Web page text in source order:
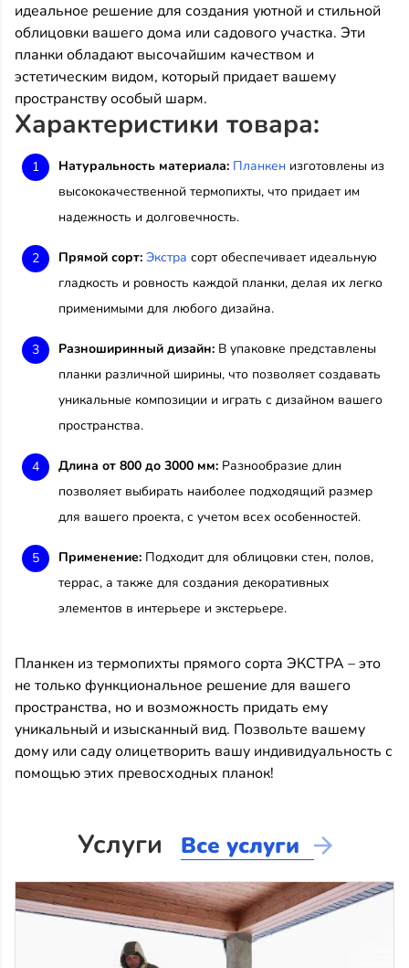
идеальное решение для создания уютной и стильной
облицовки вашего дома или садового участка. Эти
планки обладают высочайшим качеством и
эстетическим видом, который придает вашему
пространству особый шарм.
Характеристики товара:
Натуральность материала: Планкен изготовлены из
высококачественной термопихты, что придает им
надежность и долговечность.
Прямой сорт: Экстра сорт обеспечивает идеальную
гладкость и ровность каждой планки, делая их легко
применимыми для любого дизайна.
Разноширинный дизайн: В упаковке представлены
планки различной ширины, что позволяет создавать
уникальные композиции и играть с дизайном вашего
пространства.
Длина от 800 до 3000 мм: Разнообразие длин
позволяет выбирать наиболее подходящий размер
для вашего проекта, с учетом всех особенностей.
Применение: Подходит для облицовки стен, полов,
террас, а также для создания декоративных
элементов в интерьере и экстерьере.
Планкен из термопихты прямого сорта ЭКСТРА – это
не только функциональное решение для вашего
пространства, но и возможность придать ему
уникальный и изысканный вид. Позвольте вашему
дому или саду олицетворить вашу индивидуальность с
помощью этих превосходных планок!
Услуги Все услуги